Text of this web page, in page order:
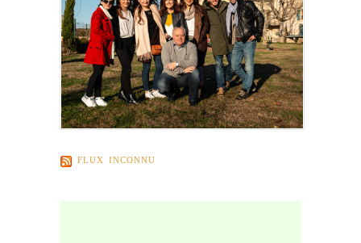
FLUX INCONNU